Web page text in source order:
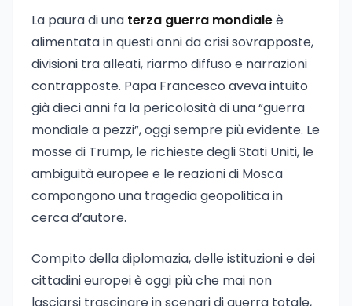
La paura di una terza guerra mondialeè
alimentata in questi anni da crisi sovrapposte,
divisioni tra alleati, riarmo diffuso e narrazioni
contrapposte. Papa Francesco aveva intuito
già dieci anni fa la pericolosità di una “guerra
mondiale a pezzi”, oggi sempre più evidente. Le
mosse di Trump, le richieste degli Stati Uniti, le
ambiguità europee e le reazioni di Mosca
compongono una tragedia geopolitica in
cerca d’autore.
Compito della diplomazia, delle istituzioni e dei
cittadini europei è oggi più che mai non